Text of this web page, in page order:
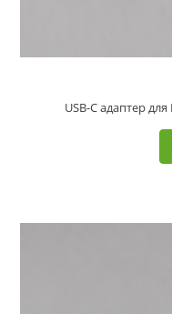
USB-C адаптер